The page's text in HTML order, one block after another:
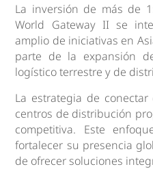
La inversión de más de
World Gateway II se
amplio de iniciativas en
parte de la expansión
logístico terrestre y de
La estrategia de
centros de distribución
competitiva. Este
fortalecer su presencia
de ofrecer soluciones